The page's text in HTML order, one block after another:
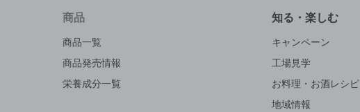
商品
商品一覧
商品発売情報
栄養成分一覧
知る・楽しむ
キャンペーン
工場見学
お料理・お酒レシピ
地域情報